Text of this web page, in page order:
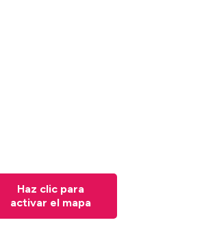
Haz clic para
activar el mapa